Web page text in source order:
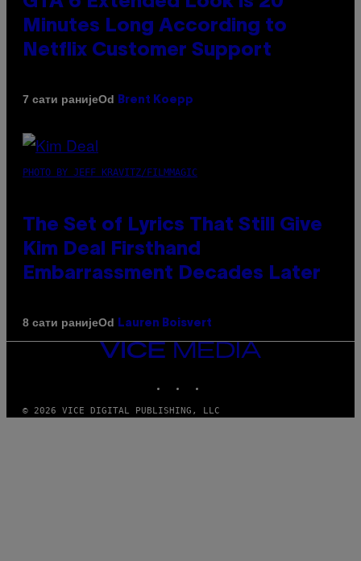
Minutes Long According to
Netflix Customer Support
7 сати ранијеOd Brent Koepp
PHOTO BY JEFF KRAVITZ/FILMMAGIC
The Set of Lyrics That Still Give
Kim Deal Firsthand
Embarrassment Decades Later
8 сати ранијеOd Lauren Boisvert
VICE
MEDIA
© 2026 VICE DIGITAL PUBLISHING, LLC